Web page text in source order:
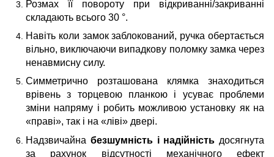
Розмах її повороту при відкриванні/закриванні
складають всього 30 °.
Навіть коли замок заблокований, ручка обертається
вільно, виключаючи випадкову поломку замка через
ненавмисну силу.
Симметрично розташована клямка знаходиться
врівень з торцевою планкою і усуває проблеми
зміни напряму і робить можливою установку як на
«праві», так і на «ліві» двері.
Надзвичайна безшумність і надійність досягнута
за рахунок відсутності механічного ефект